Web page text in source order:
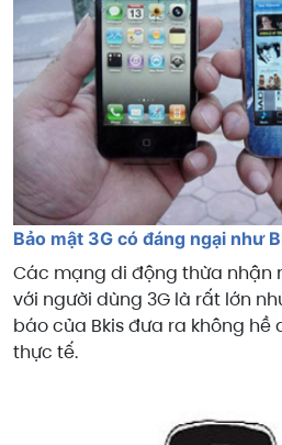
Bảo mật 3G có đáng ngại như
Các mạng di động thừa nhận
với người dùng 3G là rất lớn
báo của Bkis đưa ra không hề
thực tế.